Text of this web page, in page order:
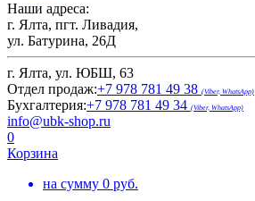
Наши адреса:
г. Ялта, пгт. Ливадия,
ул. Батурина, 26Д
г. Ялта, ул. ЮБШ, 63
Отдел продаж:+7 978 781 49 38 (Viber, WhatsApp)
Бухгалтерия:+7 978 781 49 34 (Viber, WhatsApp)
info@ubk-shop.ru
0
Корзина
на сумму 0 руб.